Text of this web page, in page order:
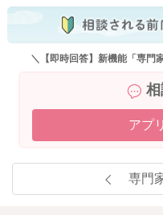
＼【即時回答】新機能「専門
アプ
専門